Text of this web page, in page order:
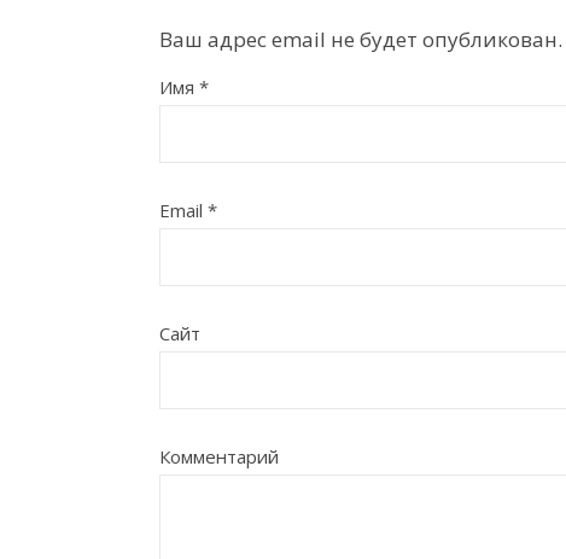
Ваш адрес email не будет опубликован.
Имя *
Email *
Сайт
Комментарий